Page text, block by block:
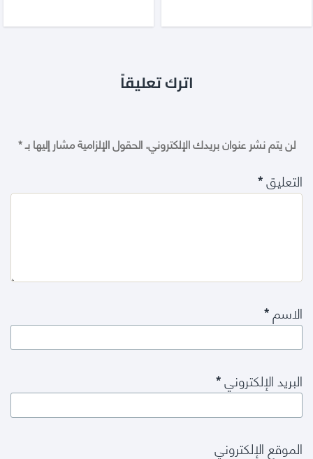
اترك تعليقاً
لن يتم نشر عنوان بريدك الإلكتروني.الحقول الإلزامية مشار إليها بـ*
التعليق*
الاسم*
البريد الإلكتروني*
الموقع الإلكتروني